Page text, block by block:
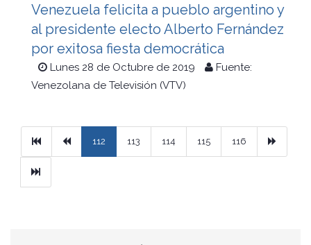
Venezuela felicita a pueblo argentino y
al presidente electo Alberto Fernández
por exitosa fiesta democrática
Lunes 28 de Octubre de 2019
Fuente:
Venezolana de Televisión (VTV)
PrimeraPrevious
112 113 114 115 116
Ultimo